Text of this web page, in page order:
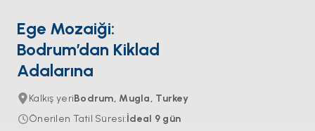
Ege Mozaiği:
Bodrum’dan Kiklad
Adalarına
Kalkış yeriBodrum, Mugla, Turkey
Önerilen Tatil Süresi:İdeal 9 gün